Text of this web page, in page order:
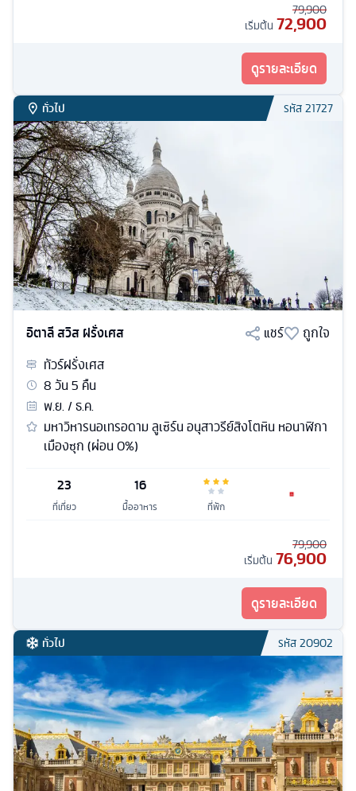
79,900
เริ่มต้น 72,900
ดูรายละเอียด
ทั่วไป รหัส21727
อิตาลี สวิส ฝรั่งเศส แชร์
ถูกใจ
ทัวร์ฝรั่งเศส
8วัน5 คืน
พ.ย. / ธ.ค.
มหาวิหารนอเทรอดาม ลูเซิร์น อนุสาวรีย์สิงโตหิน หอนาฬิกา
เมืองซุก (ผ่อน 0%)
23
ที่เที่ยว
16
มื้ออาหาร ที่พัก
79,900
เริ่มต้น 76,900
ดูรายละเอียด
ทั่วไป รหัส20902